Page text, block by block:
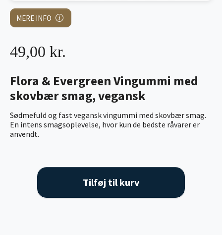
MERE INFO
Flora & Evergreen Vingummi med
skovbær smag, vegansk
Sødmefuld og fast vegansk vingummi med skovbær smag.
En intens smagsoplevelse, hvor kun de bedste råvarer er
anvendt.
49,00 kr.
Tilføj til kurv